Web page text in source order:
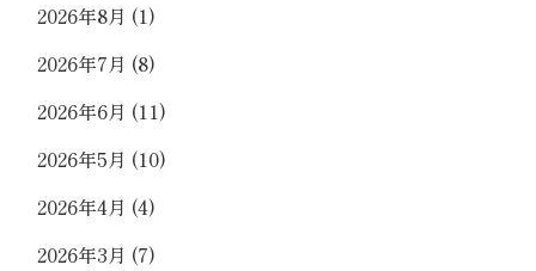
2026年8月 (1)
2026年7月 (8)
2026年6月 (11)
2026年5月 (10)
2026年4月 (4)
2026年3月 (7)